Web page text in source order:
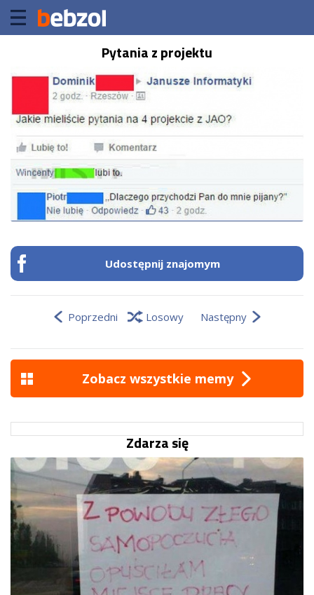
Pytania z projektu
Udostępnij znajomym
Poprzedni Losowy Następny
Zobacz wszystkie memy
Zdarza się